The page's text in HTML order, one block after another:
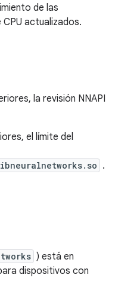
de las
actualizados.
la revisión NNAPI
el límite del
.
) está en
dispositivos con